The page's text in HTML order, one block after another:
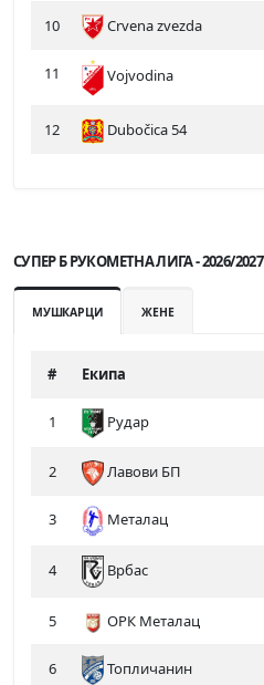
10 Crvena zvezda
11 Vojvodina
12 Dubočica 54
СУПЕР Б РУКОМЕТНА ЛИГА - 2026/2027
МУШКАРЦИ ЖЕНЕ
# Екипа
1 Рудар
2 Лавови БП
3 Металац
4 Врбас
5 ОРК Металац
6 Топличанин